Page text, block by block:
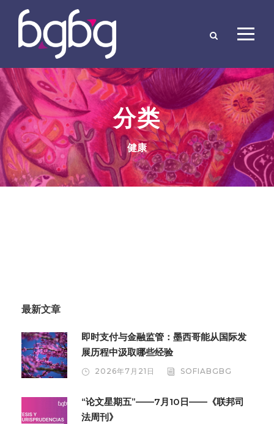
分类
健康
最新文章
即时支付与金融监管：墨西哥能从国际发
展历程中汲取哪些经验
2026年7月21日 SOFIABGBG
“论文星期五”——7月10日——《联邦司
法周刊》